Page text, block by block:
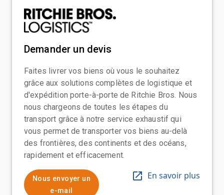
Demander un devis
Faites livrer vos biens où vous le souhaitez
grâce aux solutions complètes de logistique et
d'expédition porte-à-porte de Ritchie Bros. Nous
nous chargeons de toutes les étapes du
transport grâce à notre service exhaustif qui
vous permet de transporter vos biens au-delà
des frontières, des continents et des océans,
rapidement et efficacement.
Nous envoyer un
e-mail
En savoir plus